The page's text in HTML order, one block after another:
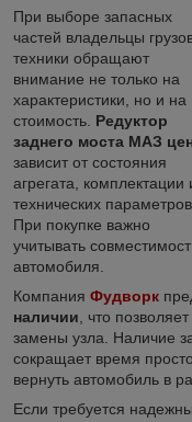
При выборе запасных
частей владельцы
техники обращают
внимание не только на
характеристики, но и на
стоимость. Редуктор
заднего моста МАЗ
зависит от состояния
агрегата, комплектации
технических параметров.
При покупке важно
учитывать
автомобиля.
Компания Фудворк
наличии , что
замены узла. Наличие
сокращает время
вернуть автомобиль в
Если требуется